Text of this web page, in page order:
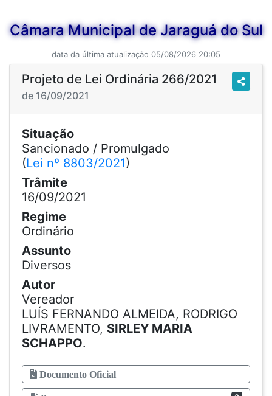
Câmara Municipal de Jaraguá do Sul
data da última atualização 05/08/2026 20:05
Projeto de Lei Ordinária 266/2021
de 16/09/2021
Situação
Sancionado / Promulgado
(Lei nº 8803/2021)
Trâmite
16/09/2021
Regime
Ordinário
Assunto
Diversos
Autor
Vereador
LUÍS FERNANDO ALMEIDA, RODRIGO
LIVRAMENTO, SIRLEY MARIA
SCHAPPO.
Documento Oficial